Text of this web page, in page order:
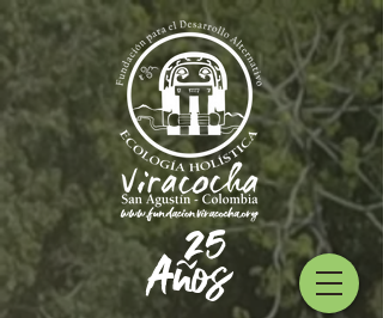
25
Años